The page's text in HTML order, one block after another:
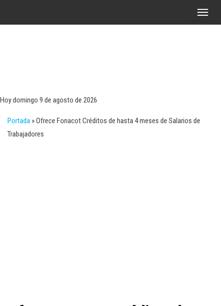
A
Hoy domingo 9 de agosto de 2026
Portada »Ofrece Fonacot Créditos de hasta 4 meses de Salarios de
Trabajadores